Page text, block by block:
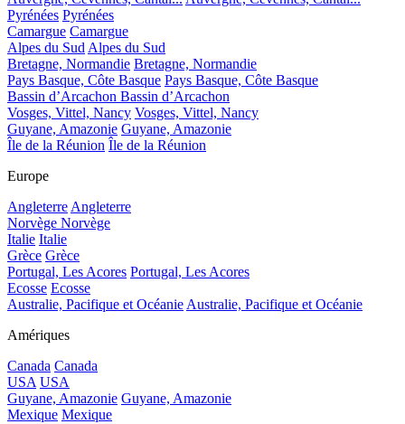
Pyrénées Pyrénées
Camargue Camargue
Alpes du SudAlpes du Sud
Bretagne, Normandie Bretagne, Normandie
Pays Basque, Côte Basque Pays Basque, Côte Basque
Bassin d’Arcachon Bassin d’Arcachon
Vosges, Vittel, Nancy Vosges, Vittel, Nancy
Guyane, Amazonie Guyane, Amazonie
Île de la Réunion Île de la Réunion
Europe
AngleterreAngleterre
Norvège Norvège
Italie Italie
Grèce Grèce
Portugal, Les Acores Portugal, Les Acores
Ecosse Ecosse
Australie, Pacifique et OcéanieAustralie, Pacifique et Océanie
Amériques
Canada Canada
USA USA
Guyane, Amazonie Guyane, Amazonie
Mexique Mexique